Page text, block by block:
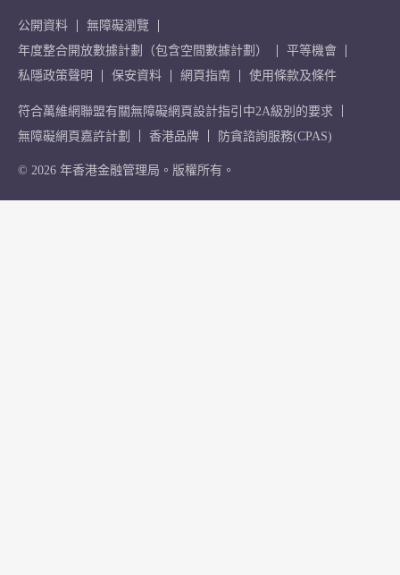
公開資料
無障礙瀏覽
年度整合開放數據計劃（包含空間數據計劃）
平等機會
私隱政策聲明
保安資料 網頁指南 使用條款及條件
符合萬維網聯盟有關無障礙網頁設計指引中2A級別的要求
無障礙網頁嘉許計劃
香港品牌 防貪諮詢服務(CPAS)
© 2026 年香港金融管理局。版權所有。